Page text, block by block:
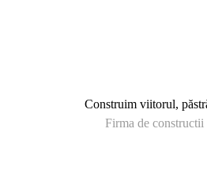
Construim viitorul,
Firma de constructii